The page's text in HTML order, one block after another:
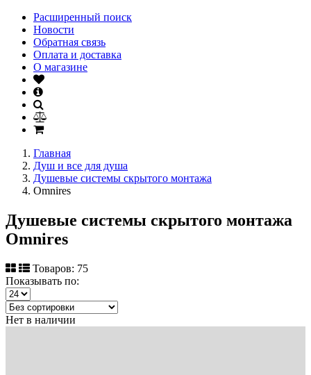
Расширенный поиск
Новости
Обратная связь
Оплата и доставка
О магазине
Главная
Душ и все для душа
Душевые системы скрытого монтажа
Omnires
Душевые системы скрытого монтажа
Omnires
Товаров: 75
Показывать по:
Нет в наличии